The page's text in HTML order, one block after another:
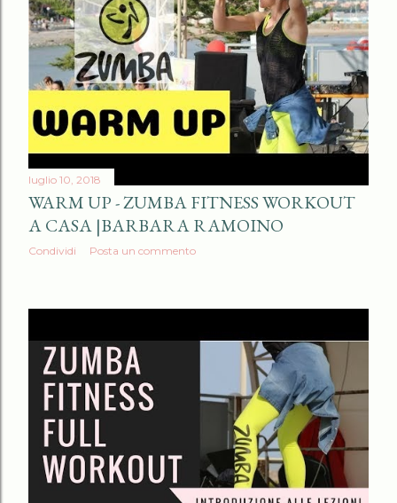
luglio 10, 2018
WARM UP - ZUMBA FITNESS WORKOUT
A CASA |BARBARA RAMOINO
Condividi Posta un commento